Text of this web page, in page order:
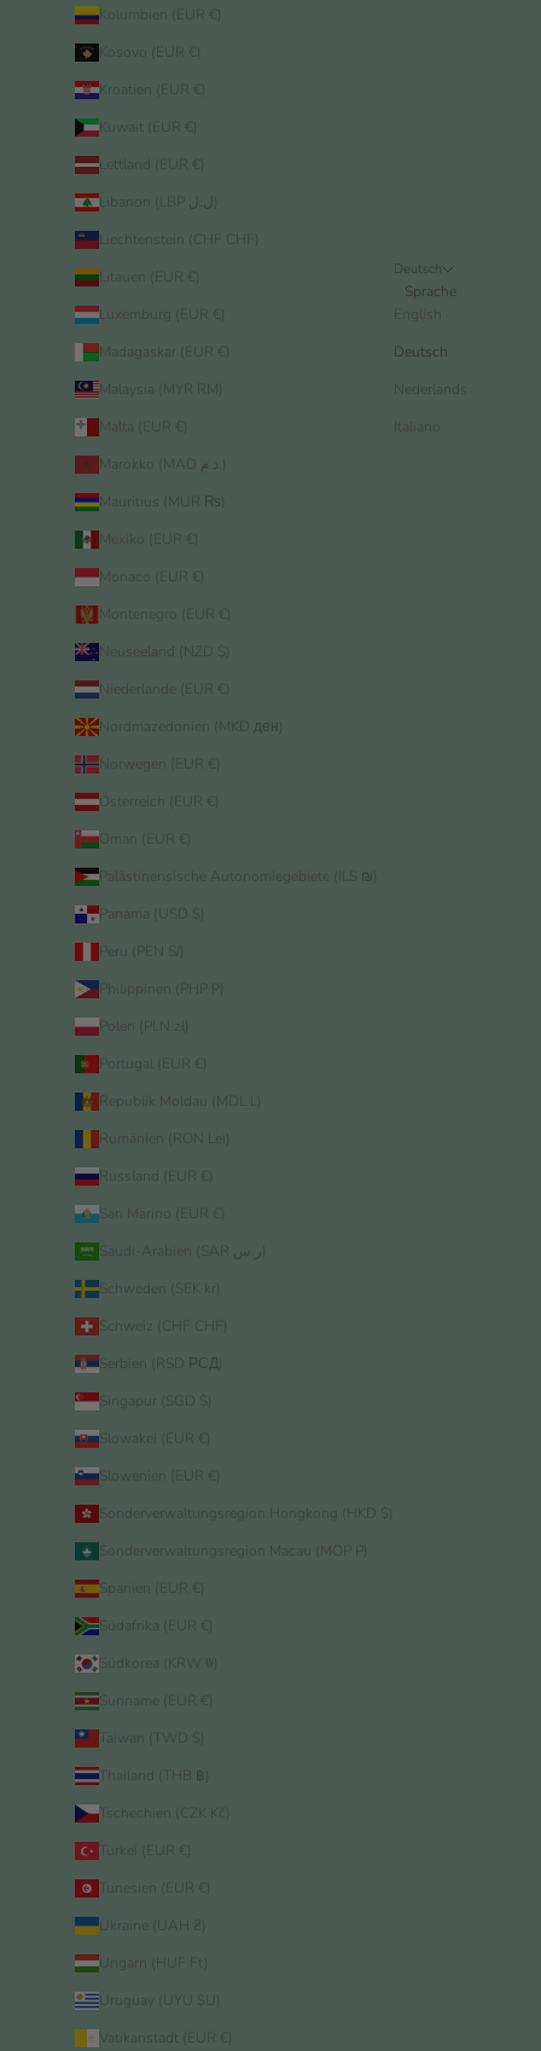
Kolumbien (EUR €)
Kroatien (EUR €)
Kuwait (EUR €)
Lettland (EUR €)
Liechtenstein (CHF CHF)
Litauen (EUR €)
Luxemburg (EUR €)
Madagaskar (EUR €)
Malaysia (MYR RM)
Malta (EUR €)
Mauritius (MUR ₨)
Mexiko (EUR €)
Monaco (EUR €)
Montenegro (EUR €)
Neuseeland (NZD $)
Niederlande (EUR €)
Nordmazedonien (MKD ден)
Norwegen (EUR €)
Österreich (EUR €)
Oman (EUR €)
Palästinensische Autonomiegebiete (ILS ₪)
Panama (USD $)
Peru (PEN S/)
Philippinen (PHP ₱)
Polen (PLN zł)
Portugal (EUR €)
Republik Moldau (MDL L)
Rumänien (RON Lei)
Russland (EUR €)
San Marino (EUR €)
Schweden (SEK kr)
Schweiz (CHF CHF)
Serbien (RSD РСД)
Singapur (SGD $)
Slowakei (EUR €)
Slowenien (EUR €)
Sonderverwaltungsregion Hongkong (HKD $)
Sonderverwaltungsregion Macau (MOP P)
Spanien (EUR €)
Südafrika (EUR €)
Südkorea (KRW ₩)
Suriname (EUR €)
Taiwan (TWD $)
Thailand (THB ฿)
Tschechien (CZK Kč)
Türkei (EUR €)
Tunesien (EUR €)
Ukraine (UAH ₴)
Ungarn (HUF Ft)
Uruguay (UYU $U)
Vatikanstadt (EUR €)
Deutsch
Sprache
English
Deutsch
Nederlands
Italiano